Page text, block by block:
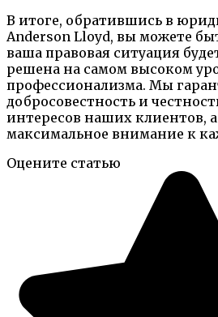
В итоге, обратившись в
Anderson Lloyd, вы можете
ваша правовая ситуация
решена на самом высоком
профессионализма. Мы
добросовестность и
интересов наших клиентов,
максимальное внимание к
Оцените статью